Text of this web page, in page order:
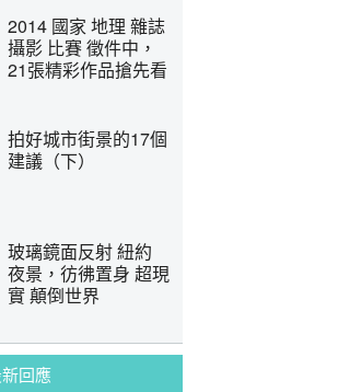
2014 國家 地理 雜誌
攝影 比賽 徵件中，
21張精彩作品搶先看
拍好城市街景的17個
建議（下）
玻璃鏡面反射 紐約
夜景，彷彿置身 超現
實 顛倒世界
回應